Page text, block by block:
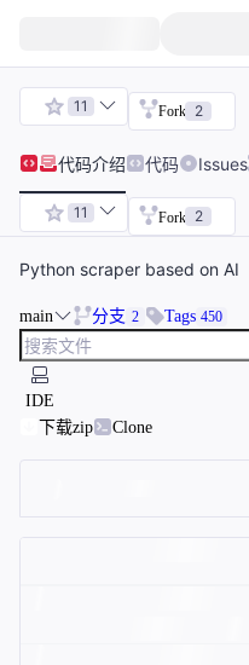
11 Fork 2
代码介绍 代码 Issues
11 Fork 2
Python scraper based on AI
main 分支 2 Tags 450
IDE
下载zip
Clone